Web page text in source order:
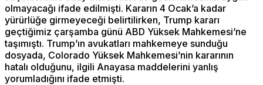
olmayacağı ifade edilmişti. Kararın 4 Ocak’a kadar
yürürlüğe girmeyeceği belirtilirken, Trump kararı
geçtiğimiz çarşamba günü ABD Yüksek Mahkemesi’ne
taşımıştı. Trump’ın avukatları mahkemeye sunduğu
dosyada, Colorado Yüksek Mahkemesi’nin kararının
hatalı olduğunu, ilgili Anayasa maddelerini yanlış
yorumladığını ifade etmişti.